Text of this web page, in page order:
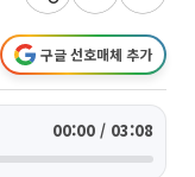
구글 선호매체 추가
00:00 / 03:08